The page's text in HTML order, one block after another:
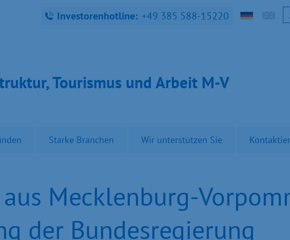
Investorenhotline: +49 385 588-15220
Tou­ris­mus und Ar­beit M-V
Starke Branchen Wir unterstützen Sie
Mecklenburg-
der Bundesregierung